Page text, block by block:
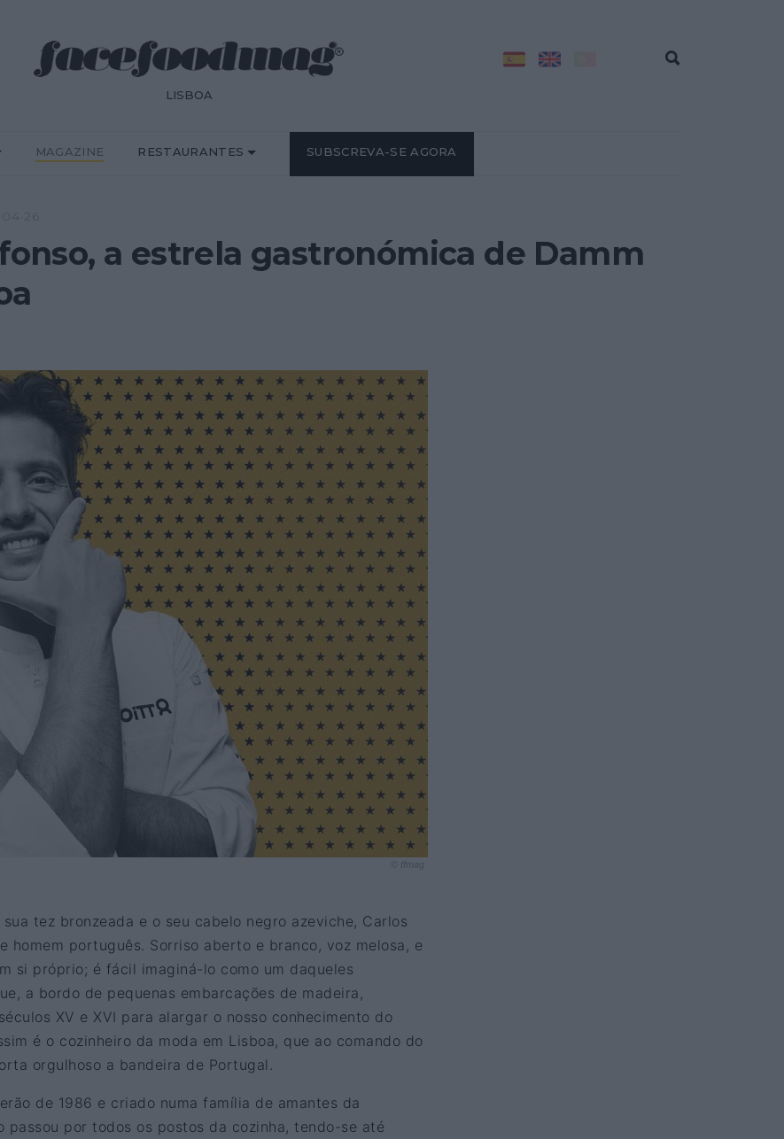
LISBOA
MAGAZINE RESTAURANTES SUBSCREVA-SE AGORA
a estrela gastronómica de Damm
© ffmag
tez bronzeada e o seu cabelo negro azeviche, Carlos
homem português. Sorriso aberto e branco, voz melosa, e
si próprio; é fácil imaginá-lo como um daqueles
a bordo de pequenas embarcações de madeira,
XV e XVI para alargar o nosso conhecimento do
é o cozinheiro da moda em Lisboa, que ao comando do
orgulhoso a bandeira de Portugal.
de 1986 e criado numa família de amantes da
passou por todos os postos da cozinha, tendo-se até